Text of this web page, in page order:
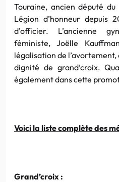
Touraine, ancien député
Légion d’honneur depuis
d’officier. L’ancienne
féministe, Joëlle
légalisation de
dignité de grand’croix.
également dans cette
Voici la liste complète des
Grand’croix :